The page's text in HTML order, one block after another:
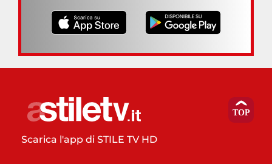
Scarica l'app di STILE TV HD